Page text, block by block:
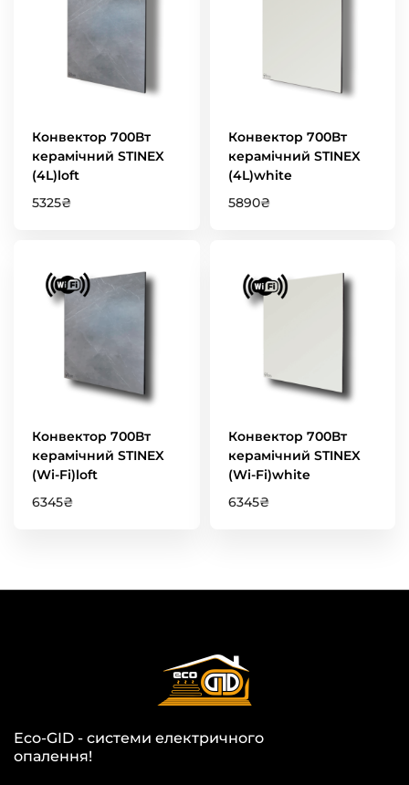
Конвектор 700Вт
керамічний STINEX
(4L)loft
5325₴
Конвектор 700Вт
керамічний STINEX
(4L)white
5890₴
Конвектор 700Вт
керамічний STINEX
(Wi-Fi)loft
6345₴
Конвектор 700Вт
керамічний STINEX
(Wi-Fi)white
6345₴
Eco-GID - системи електричного
опалення!